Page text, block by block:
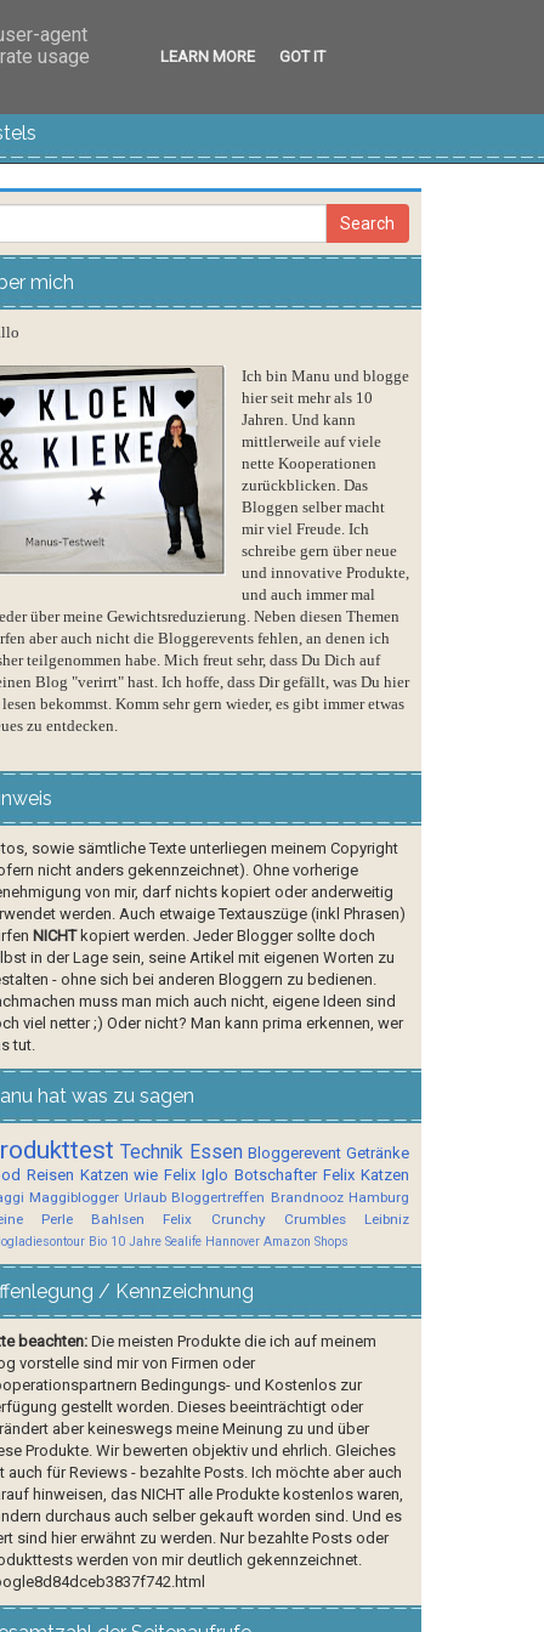
mich
Ich bin Manu und blogge
hier seit mehr als 10
Jahren. Und kann
mittlerweile auf viele
nette Kooperationen
zurückblicken. Das
Bloggen selber macht
mir viel Freude. Ich
schreibe gern über neue
und innovative Produkte,
und auch immer mal
über meine Gewichtsreduzierung. Neben diesen Themen
aber auch nicht die Bloggerevents fehlen, an denen ich
teilgenommen habe. Mich freut sehr, dass Du Dich auf
Blog "verirrt" hast. Ich hoffe, dass Dir gefällt, was Du hier
bekommst. Komm sehr gern wieder, es gibt immer etwas
zu entdecken.
sowie sämtliche Texte unterliegen meinem Copyright
nicht anders gekennzeichnet). Ohne vorherige
von mir, darf nichts kopiert oder anderweitig
werden. Auch etwaige Textauszüge (inkl Phrasen)
NICHTkopiert werden. Jeder Blogger sollte doch
in der Lage sein, seine Artikel mit eigenen Worten zu
- ohne sich bei anderen Bloggern zu bedienen.
muss man mich auch nicht, eigene Ideen sind
viel netter ;) Oder nicht? Man kann prima erkennen, wer
tut.
hat was zu sagen
Technik Essen Bloggerevent Getränke
Reisen Katzen wie Felix Iglo Botschafter Felix Katzen
Maggiblogger Urlaub Bloggertreffen Brandnooz Hamburg
Perle
Bahlsen Felix Crunchy Crumbles Leibniz
Bio 10 Jahre Sealife Hannover Amazon Shops
/ Kennzeichnung
beachten:Die meisten Produkte die ich auf meinem
vorstelle sind mir von Firmen oder
Bedingungs- und Kostenlos zur
gestellt worden. Dieses beeinträchtigt oder
aber keineswegs meine Meinung zu und über
Produkte. Wir bewerten objektiv und ehrlich. Gleiches
auch für Reviews - bezahlte Posts. Ich möchte aber auch
hinweisen, das NICHT alle Produkte kostenlos waren,
durchaus auch selber gekauft worden sind. Und es
sind hier erwähnt zu werden. Nur bezahlte Posts oder
werden von mir deutlich gekennzeichnet.
agent
usage
LEARN MORE GOT IT